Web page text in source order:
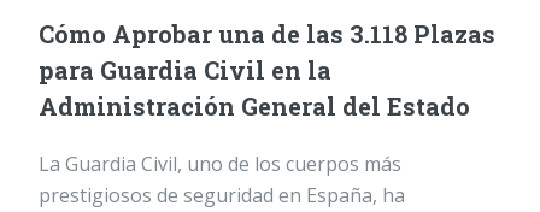
Cómo Aprobar una de las 3.118 Plazas
para Guardia Civil en la
Administración General del Estado
La Guardia Civil, uno de los cuerpos más
prestigiosos de seguridad en España, ha